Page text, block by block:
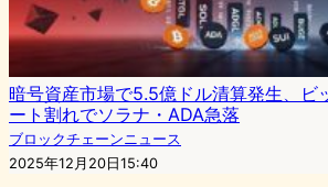
暗号資産市場で5.5億ドル清算発生、ビ
ート割れでソラナ・ADA急落
ブロックチェーンニュース
2025年12月20日15:40